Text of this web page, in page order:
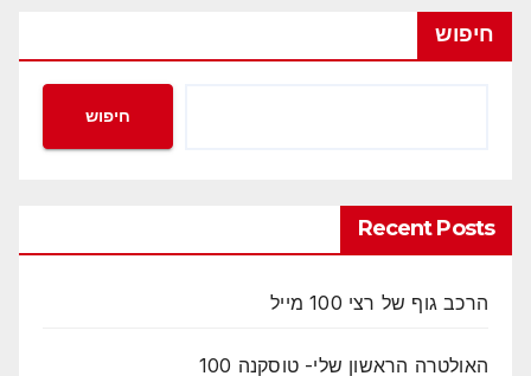
חיפוש
חיפוש
Recent Posts
הרכב גוף של רצי 100 מייל
האולטרה הראשון שלי- טוסקנה 100